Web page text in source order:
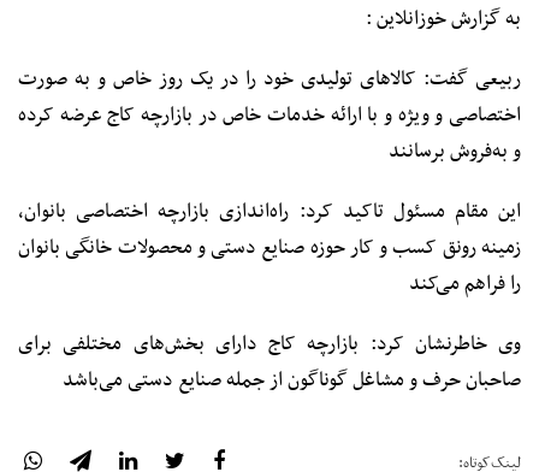
به گزارش خوزانلاین :
ربیعی گفت: کالاهای تولیدی خود را در یک روز خاص و به صورت
اختصاصی و ویژه و با ارائه خدمات خاص در بازارچه کاج عرضه کرده
و به‌فروش برسانند
این مقام مسئول تاکید کرد: راه‌اندازی بازارچه اختصاصی بانوان،
زمینه رونق کسب و کار حوزه صنایع دستی و محصولات خانگی بانوان
را فراهم می‌کند
وی خاطرنشان کرد: بازارچه کاج دارای بخش‌های مختلفی برای
صاحبان حرف و مشاغل گوناگون از جمله صنایع دستی می‌باشد
لینک‌کوتاه: